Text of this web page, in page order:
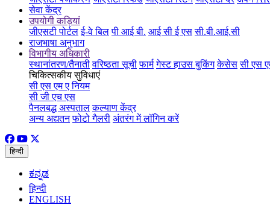
सेवा केंद्र
उपयोगी कड़ियां
जीएसटी पोर्टल ई-वे बिल पी आई बी. आई सी ई एस सी.बी.आई.सी
राजभाषा अनुभाग
विभागीय अधिकारी
स्थानांतरण/तैनाती वरिष्ठता सूची फार्म गेस्ट हाउस बुकिंग केसेस सी एस
चिकित्सकीय सुविधाएं
सी एस एम ए नियम
सी जी एच एस
पैनलबद्ध अस्पताल कल्याण केंद्र
अन्य अद्यतन फोटो गैलरी अंतरंग में लॉगिन करें
हिन्दी
ಕನ್ನಡ
हिन्दी
ENGLISH